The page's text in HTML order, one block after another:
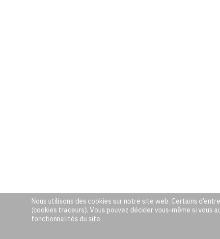
Nous utilisons des cookies sur notre site web. Certains
(cookies traceurs). Vous pouvez décider vous-même si vous
fonctionnalités du site.